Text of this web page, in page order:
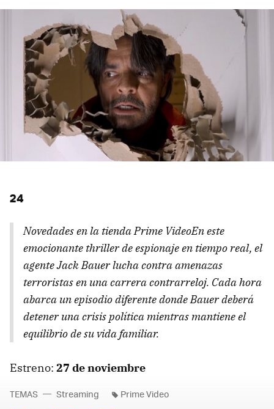
24
Novedades en la tienda Prime VideoEn este
emocionante thriller de espionaje en tiempo real, el
agente Jack Bauer lucha contra amenazas
terroristas en una carrera contrarreloj. Cada hora
abarca un episodio diferente donde Bauer deberá
detener una crisis política mientras mantiene el
equilibrio de su vida familiar.
Estreno: 27 de noviembre
TEMAS Streaming Prime Video